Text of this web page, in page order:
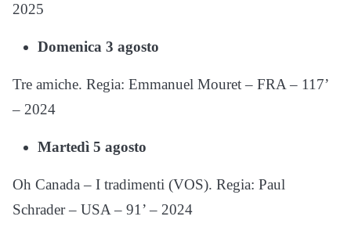
2025
Domenica 3 agosto
Tre amiche. Regia: Emmanuel Mouret – FRA – 117’
– 2024
Martedì 5 agosto
Oh Canada – I tradimenti (VOS). Regia: Paul
Schrader – USA – 91’ – 2024